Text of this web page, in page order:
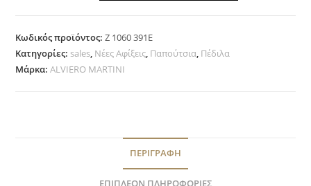
Κωδικός προϊόντος:Z 1060 391E
Κατηγορίες: sales, Νέες Αφίξεις, Παπούτσια, Πέδιλα
Μάρκα:ALVIERO MARTINI
ΠΕΡΙΓΡΑΦΉ